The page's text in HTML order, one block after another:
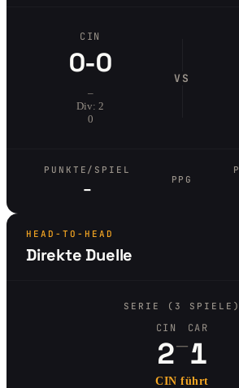
CIN
0-0
–
Div: 2
0
VS
PUNKTE/SPIEL
–
PPG
HEAD-TO-HEAD
Direkte Duelle
SERIE (3 SPIELE)
CIN
2–
CAR
1
CIN führt